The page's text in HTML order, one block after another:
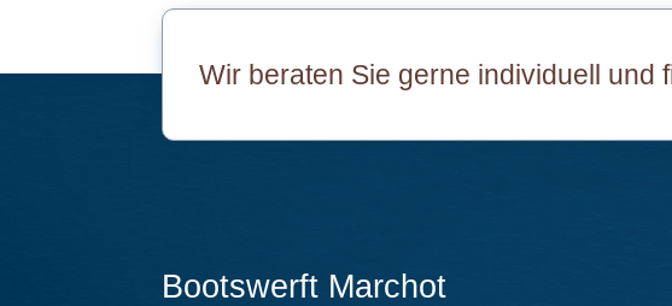
Wir beraten Sie gerne individuell und
Bootswerft Marchot